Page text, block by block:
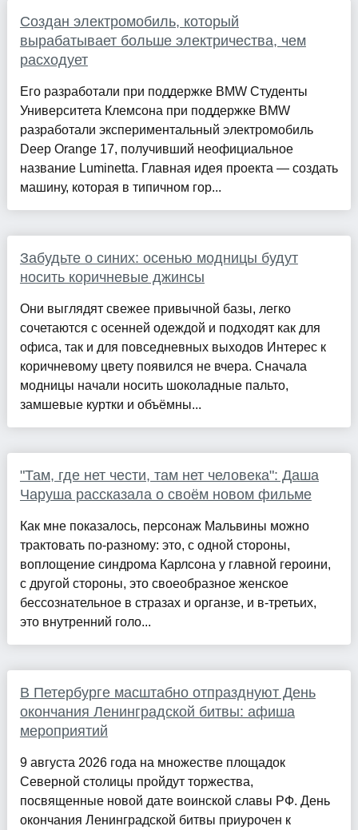
Создан электромобиль, который
вырабатывает больше электричества, чем
расходует
Его разработали при поддержке BMW Студенты
Университета Клемсона при поддержке BMW
разработали экспериментальный электромобиль
Deep Orange 17, получивший неофициальное
название Luminetta. Главная идея проекта — создать
машину, которая в типичном гор...
Забудьте о синих: осенью модницы будут
носить коричневые джинсы
Они выглядят свежее привычной базы, легко
сочетаются с осенней одеждой и подходят как для
офиса, так и для повседневных выходов Интерес к
коричневому цвету появился не вчера. Сначала
модницы начали носить шоколадные пальто,
замшевые куртки и объёмны...
"Там, где нет чести, там нет человека": Даша
Чаруша рассказала о своём новом фильме
Как мне показалось, персонаж Мальвины можно
трактовать по-разному: это, с одной стороны,
воплощение синдрома Карлсона у главной героини,
с другой стороны, это своеобразное женское
бессознательное в стразах и органзе, и в-третьих,
это внутренний голо...
В Петербурге масштабно отпразднуют День
окончания Ленинградской битвы: афиша
мероприятий
9 августа 2026 года на множестве площадок
Северной столицы пройдут торжества,
посвященные новой дате воинской славы РФ. День
окончания Ленинградской битвы приурочен к